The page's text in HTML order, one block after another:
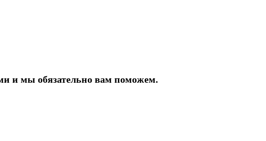
и мы обязательно вам поможем.